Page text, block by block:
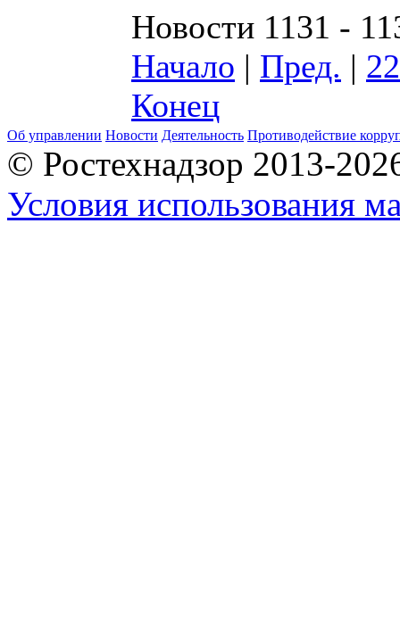
Новости 1131 -
Начало | Пред. |
Конец
Об управлении Новости Деятельность Противодействие
© Ростехнадзор 2013-
Условия использования